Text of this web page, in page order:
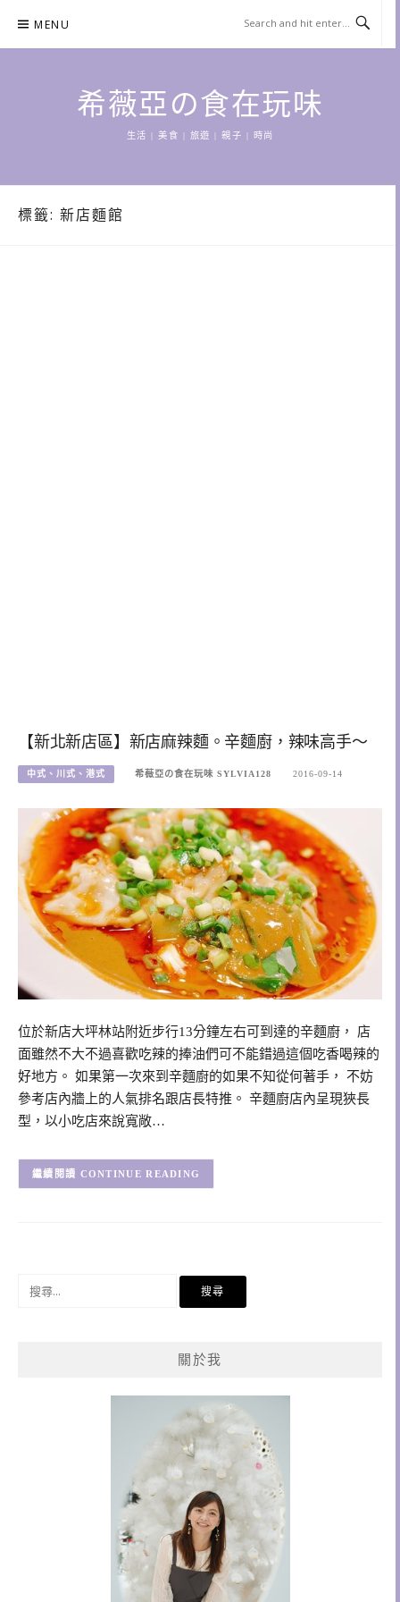
content
MENU
希薇亞の食在玩味
生活 | 美食 | 旅遊 | 親子 | 時尚
標籤: 新店麵館
【新北新店區】新店麻辣麵。辛麵廚，辣味高手～
中式、川式、港式 希薇亞の食在玩味 SYLVIA128 2016-09-14
位於新店大坪林站附近步行13分鐘左右可到達的辛麵廚， 店
面雖然不大不過喜歡吃辣的捧油們可不能錯過這個吃香喝辣的
好地方。 如果第一次來到辛麵廚的如果不知從何著手， 不妨
參考店內牆上的人氣排名跟店長特推。 辛麵廚店內呈現狹長
型，以小吃店來說寬敞…
CONTINUE READING
關於我